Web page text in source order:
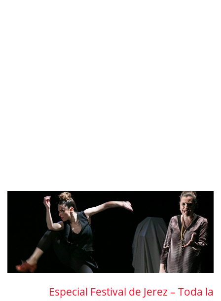
Especial Festival de Jerez – Toda la